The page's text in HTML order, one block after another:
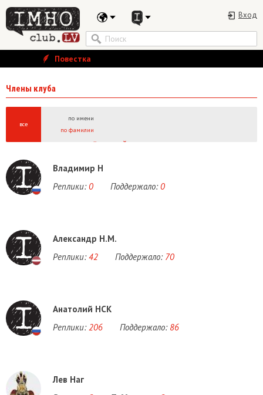
Вход
Повестка
Члены клуба
все
по имени
по фамилии
Ё Й
Владимир Н
Реплики: 0 Поддержало: 0
Александр Н.М.
Реплики: 42 Поддержало: 70
Анатолий НСК
Реплики: 206 Поддержало: 86
Лев Наг